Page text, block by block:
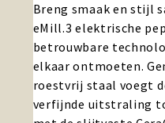
Breng smaak en stijl
eMill.3 elektrische
betrouwbare
elkaar ontmoeten.
roestvrij staal voegt
verfijnde uitstraling